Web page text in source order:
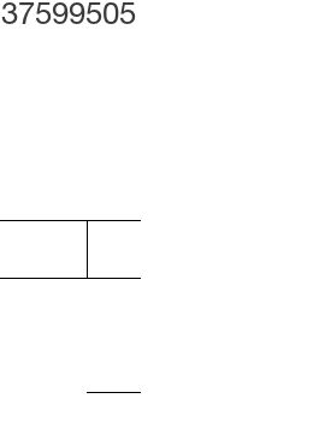
37599505